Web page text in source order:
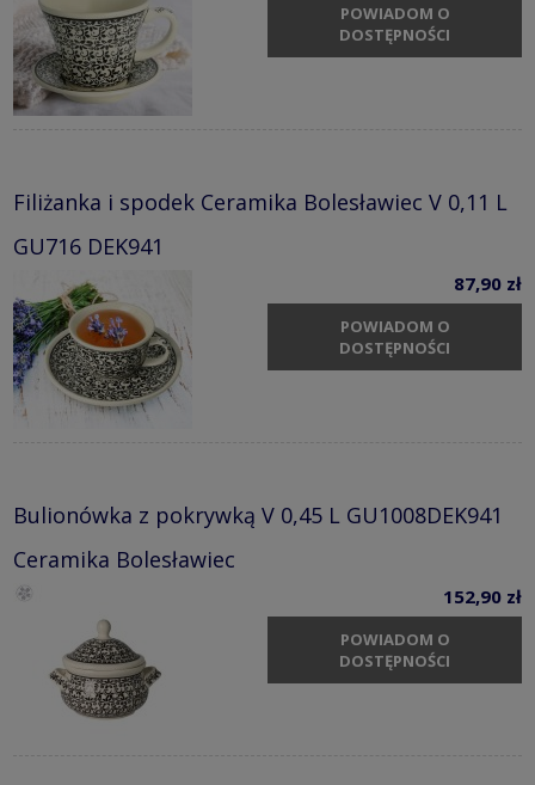
POWIADOM O
DOSTĘPNOŚCI
Filiżanka i spodek Ceramika Bolesławiec V 0,11 L
GU716 DEK941
87,90 zł
POWIADOM O
DOSTĘPNOŚCI
Bulionówka z pokrywką V 0,45 L GU1008DEK941
Ceramika Bolesławiec
152,90 zł
POWIADOM O
DOSTĘPNOŚCI